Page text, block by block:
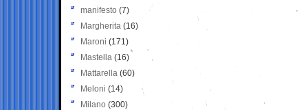
manifesto (7)
Margherita (16)
Maroni (171)
Mastella (16)
Mattarella (60)
Meloni (14)
Milano (300)